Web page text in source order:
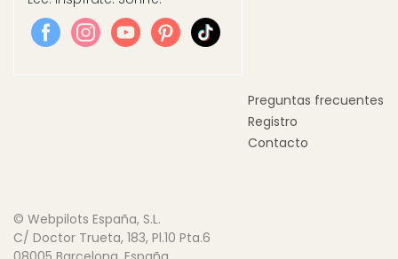
Preguntas frecuentes
Registro
Contacto
© Webpilots España, S.L.
C/ Doctor Trueta, 183, Pl.10 Pta.6